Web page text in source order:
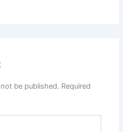
be published. Required